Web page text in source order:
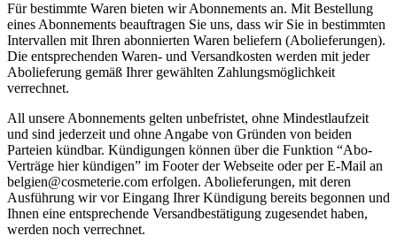
Für bestimmte Waren bieten wir Abonnements an. Mit Bestellung
eines Abonnements beauftragen Sie uns, dass wir Sie in bestimmten
Intervallen mit Ihren abonnierten Waren beliefern (Abolieferungen).
Die entsprechenden Waren- und Versandkosten werden mit jeder
Abolieferung gemäß Ihrer gewählten Zahlungsmöglichkeit
verrechnet.
All unsere Abonnements gelten unbefristet, ohne Mindestlaufzeit
und sind jederzeit und ohne Angabe von Gründen von beiden
Parteien kündbar. Kündigungen können über die Funktion “Abo-
Verträge hier kündigen” im Footer der Webseite oder per E-Mail an
belgien@cosmeterie.com erfolgen. Abolieferungen, mit deren
Ausführung wir vor Eingang Ihrer Kündigung bereits begonnen und
Ihnen eine entsprechende Versandbestätigung zugesendet haben,
werden noch verrechnet.